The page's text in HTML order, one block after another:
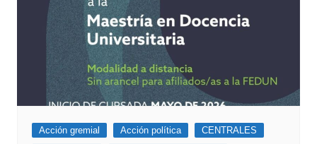
Acción gremial Acción política
CENTRALES